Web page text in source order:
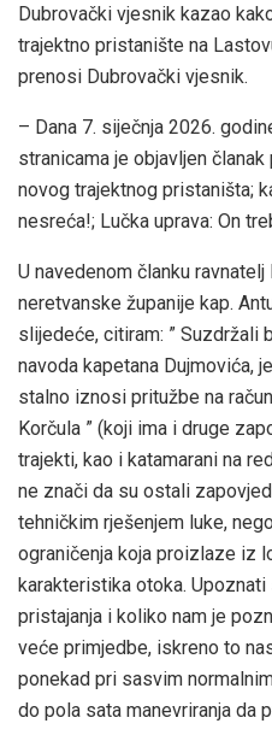
Dubrovački vjesnik kazao
trajektno pristanište na
prenosi Dubrovački vjesnik.
– Dana 7. siječnja 2026.
stranicama je objavljen
novog trajektnog pristaništa;
nesreća!; Lučka uprava: On
U navedenom članku
neretvanske županije kap.
slijedeće, citiram: ” Suzdržali
navoda kapetana Dujmovića,
stalno iznosi pritužbe na
Korčula ” (koji ima i druge
trajekti, kao i katamarani na
ne znači da su ostali
tehničkim rješenjem luke,
ograničenja koja proizlaze iz
karakteristika otoka.
pristajanja i koliko nam je
veće primjedbe, iskreno to
ponekad pri sasvim
do pola sata manevriranja da